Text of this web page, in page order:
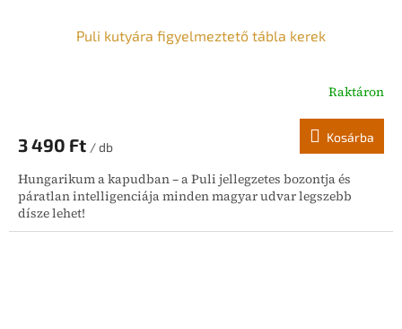
Puli kutyára figyelmeztető tábla kerek
Raktáron
3 490 Ft / db
Kosárba
Hungarikum a kapudban – a Puli jellegzetes bozontja és
páratlan intelligenciája minden magyar udvar legszebb
dísze lehet!